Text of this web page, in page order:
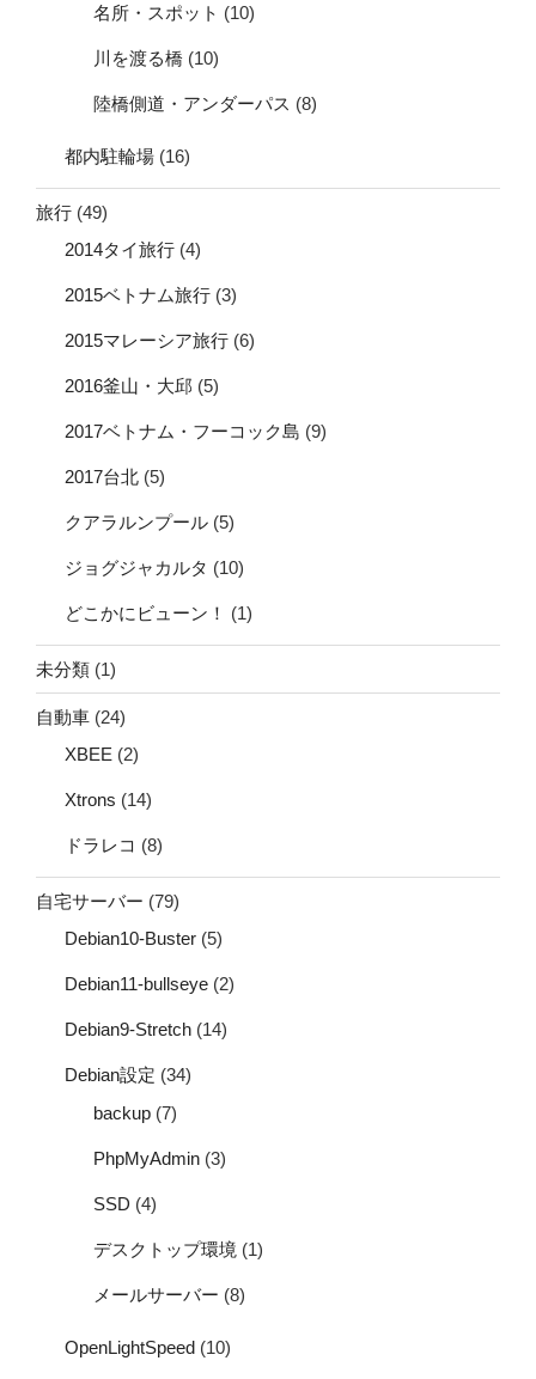
名所・スポット (10)
川を渡る橋 (10)
陸橋側道・アンダーパス (8)
都内駐輪場 (16)
旅行 (49)
2014タイ旅行 (4)
2015ベトナム旅行 (3)
2015マレーシア旅行 (6)
2016釜山・大邱 (5)
2017ベトナム・フーコック島 (9)
2017台北 (5)
クアラルンプール (5)
ジョグジャカルタ (10)
どこかにビューン！ (1)
未分類 (1)
自動車 (24)
XBEE (2)
Xtrons (14)
ドラレコ (8)
自宅サーバー (79)
Debian10-Buster (5)
Debian11-bullseye (2)
Debian9-Stretch (14)
Debian設定 (34)
backup (7)
PhpMyAdmin (3)
SSD (4)
デスクトップ環境 (1)
メールサーバー (8)
OpenLightSpeed (10)